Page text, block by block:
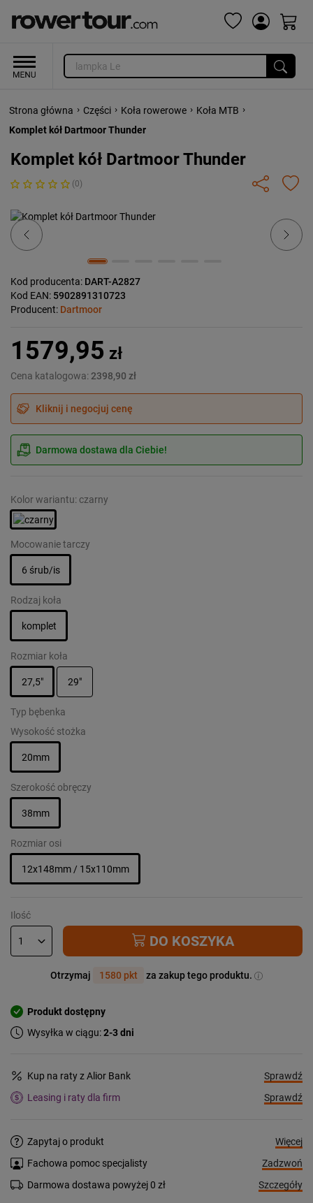
Strona główna › Części › Koła rowerowe › Koła MTB ›
Komplet kół Dartmoor Thunder
Komplet kół Dartmoor Thunder
(0)
Previous Next
Kod producenta: DART-A2827
Kod EAN: 5902891310723
Producent: Dartmoor
1579,95 zł
Cena katalogowa: 2398,90 zł
Kliknij i negocjuj cenę
Darmowa dostawa dla Ciebie!
Kolor wariantu: czarny
Mocowanie tarczy
6 śrub/is
Rodzaj koła
komplet
Rozmiar koła
27,5" 29"
Typ bębenka
Wysokość stożka
20mm
Szerokość obręczy
38mm
Rozmiar osi
12x148mm / 15x110mm
Ilość
DO KOSZYKA
Otrzymaj 1580 pkt za zakup tego produktu.
Produkt dostępny
Wysyłka w ciągu:2-3 dni
Kup na raty z Alior Bank
Sprawdź
Leasing i raty dla firm
Sprawdź
Zapytaj o produkt
Więcej
Fachowa pomoc specjalisty
Zadzwoń
Darmowa dostawa powyżej 0 zł
Szczegóły